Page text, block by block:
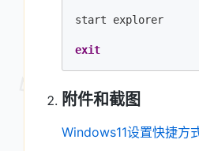
start explorer
exit
附件和截图
Windows11设置快捷方